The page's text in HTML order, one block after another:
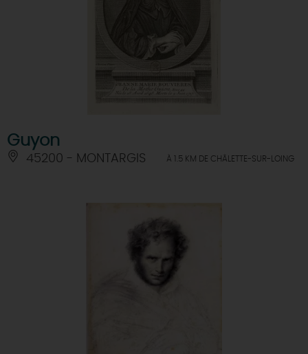
Guyon
45200 - MONTARGIS À 1.5 KM DE CHÂLETTE-SUR-LOING